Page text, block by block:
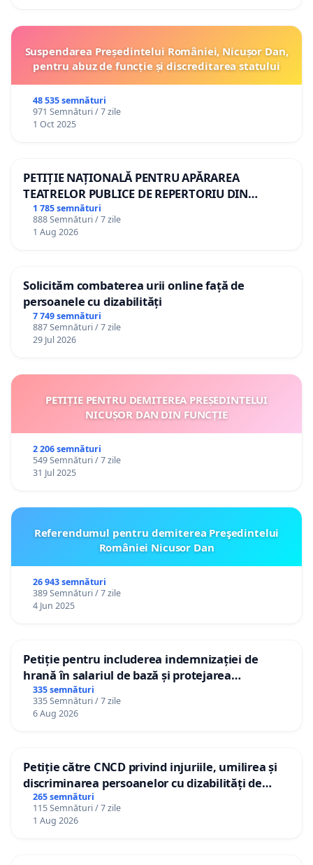
Suspendarea Președintelui României, Nicușor Dan,
pentru abuz de funcție și discreditarea statului
48 535 semnături
971 Semnături / 7 zile
1 Oct 2025
PETIȚIE NAȚIONALĂ PENTRU APĂRAREA
TEATRELOR PUBLICE DE REPERTORIU DIN
ROMÂNIA
1 785 semnături
888 Semnături / 7 zile
1 Aug 2026
Solicităm combaterea urii online față de
persoanele cu dizabilități
7 749 semnături
887 Semnături / 7 zile
29 Jul 2026
PETIȚIE PENTRU DEMITEREA PREȘEDINTELUI
NICUȘOR DAN DIN FUNCȚIE
2 206 semnături
549 Semnături / 7 zile
31 Jul 2025
Referendumul pentru demiterea Preşedintelui
României Nicusor Dan
26 943 semnături
389 Semnături / 7 zile
4 Jun 2025
Petiție pentru includerea indemnizației de
hrană în salariul de bază și protejarea
gradațiilor de vechime pentru asistenții
personali
335 semnături
335 Semnături / 7 zile
6 Aug 2026
Petiție către CNCD privind injuriile, umilirea și
discriminarea persoanelor cu dizabilități de
către utilizatorul TikTok „Gorici”
265 semnături
115 Semnături / 7 zile
1 Aug 2026